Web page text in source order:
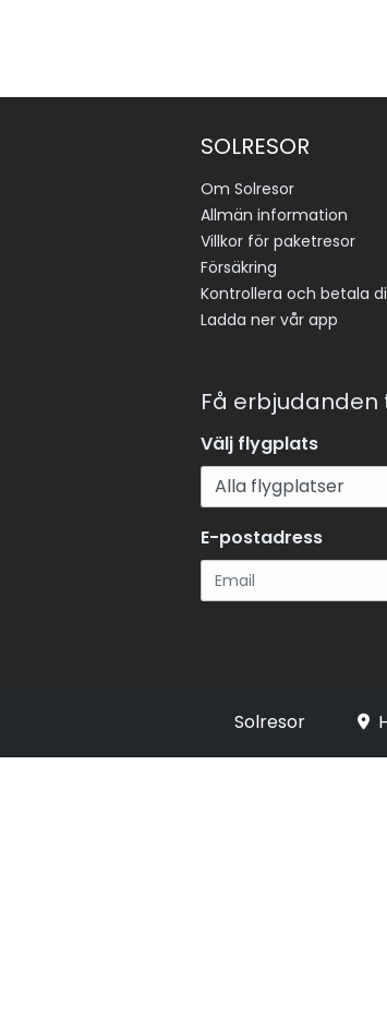
SOLRESOR
Om Solresor
Allmän information
Villkor för paketresor
Försäkring
Kontrollera och betala
Ladda ner vår app
Få erbjudanden
Välj flygplats
E-postadress
Solresor